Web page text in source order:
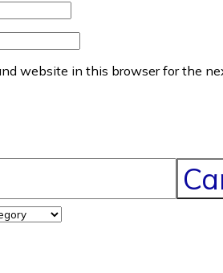
website in this browser for the